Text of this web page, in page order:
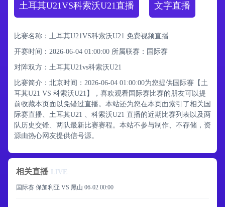
土耳其U21VS科索沃U21直播 文字直播
比赛名称：土耳其U21VS科索沃U21 免费视频直播
开赛时间：2026-06-04 01:00:00 所属联赛： 国际赛
对阵双方：土耳其U21vs科索沃U21
比赛简介：北京时间：2026-06-04 01:00:00为您提供国际赛【土
耳其U21 VS 科索沃U21】，喜欢观看国际赛比赛的朋友可以提
前收藏本页面以免错过直播。本站还为您在本页面索引了相关国
际赛直播、土耳其U21 、科索沃U21 直播的近期比赛列表以及两
队历史交锋、两队最新比赛赛程。本站不参与制作、不存储，资
源由热心网友提供信号源。
相关直播 LIVE
国际赛 保加利亚 VS 黑山 06-02 00:00